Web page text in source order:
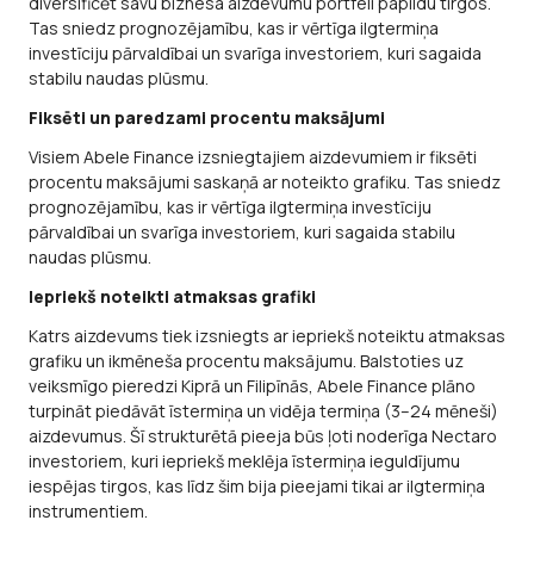
Tas sniedz prognozējamību, kas ir vērtīga ilgtermiņa
investīciju pārvaldībai un svarīga investoriem, kuri sagaida
stabilu naudas plūsmu.
Fiksēti un paredzami procentu maksājumi
Visiem Abele Finance izsniegtajiem aizdevumiem ir fiksēti
procentu maksājumi saskaņā ar noteikto grafiku. Tas sniedz
prognozējamību, kas ir vērtīga ilgtermiņa investīciju
pārvaldībai un svarīga investoriem, kuri sagaida stabilu
naudas plūsmu.
Iepriekš noteikti atmaksas grafiki
Katrs aizdevums tiek izsniegts ar iepriekš noteiktu atmaksas
grafiku un ikmēneša procentu maksājumu. Balstoties uz
veiksmīgo pieredzi Kiprā un Filipīnās, Abele Finance plāno
turpināt piedāvāt īstermiņa un vidēja termiņa (3–24 mēneši)
aizdevumus. Šī strukturētā pieeja būs ļoti noderīga Nectaro
investoriem, kuri iepriekš meklēja īstermiņa ieguldījumu
iespējas tirgos, kas līdz šim bija pieejami tikai ar ilgtermiņa
instrumentiem.